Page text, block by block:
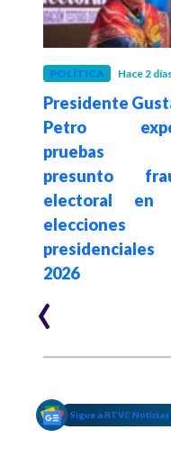
POLÍTICA Hace 2
Presidente
Petro
pruebas
presunto
electoral en
elecciones
2026
‹
Sigue a RTVC